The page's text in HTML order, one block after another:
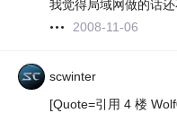
我觉得局域网做的话
2008-11-06
scwinter
[Quote=引用 4 楼